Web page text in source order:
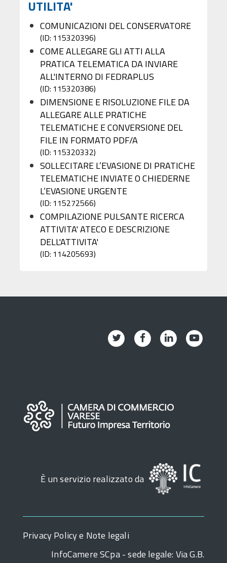
UTILITA'
COMUNICAZIONI DEL CONSERVATORE
(ID: 115320396)
COME ALLEGARE GLI ATTI ALLA
PRATICA TELEMATICA DA INVIARE
ALL'INTERNO DI FEDRAPLUS
(ID: 115320386)
DIMENSIONE E RISOLUZIONE FILE DA
ALLEGARE ALLE PRATICHE
TELEMATICHE E CONVERSIONE DEL
FILE IN FORMATO PDF/A
(ID: 115320332)
SOLLECITARE L’EVASIONE DI PRATICHE
TELEMATICHE INVIATE O CHIEDERNE
L’EVASIONE URGENTE
(ID: 115272566)
COMPILAZIONE PULSANTE RICERCA
ATTIVITA' ATECO E DESCRIZIONE
DELL'ATTIVITA'
(ID: 114205693)
Twitter Facebook Linkedin
È un servizio realizzato da
Privacy Policy e Note legali
InfoCamere SCpa - sede legale: Via G.B.